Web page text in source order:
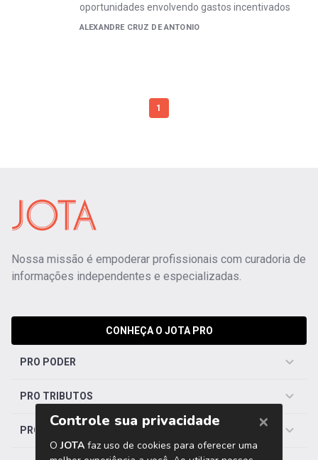
oportunidades envolvendo gastos incentivados
ALEXANDRE CRUZ DE ANTONIO
1
Nossa missão é empoderar profissionais com curadoria de
informações independentes e especializadas.
CONHEÇA O JOTA PRO
PRO PODER
PRO TRIBUTOS
PRO TRABALHISTA